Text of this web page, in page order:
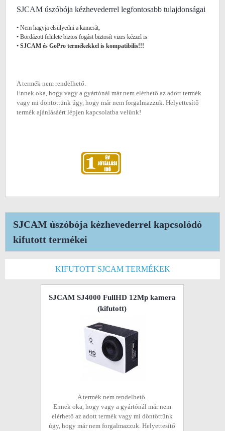
SJCAM úszóbója kézhevederrel legfontosabb tulajdonságai
• Nem hagyja elsülyedni a kamerát,
• Bordázott felülete biztos fogást biztosít vizes kézzel is
• SJCAM és GoPro termékekkel is kompatibilis!!!
A termék nem rendelhető.
Ennek oka, hogy vagy a gyártónál már nem elérhető az adott termék
vagy mi döntöttünk úgy, hogy már nem forgalmazzuk. Helyettesítő
termék ajánlásáért lépjen kapcsolatba velünk!
SJCAM úszóbója kézhevederrel kapcsolódó
kifutott termékei
KIFUTOTT SJCAM TERMÉKEK
SJCAM SJ4000 FullHD 12Mp kamera
(kifutott)
A termék nem rendelhető.
Ennek oka, hogy vagy a gyártónál már nem
elérhető az adott termék vagy mi döntöttünk
úgy, hogy már nem forgalmazzuk. Helyettesítő